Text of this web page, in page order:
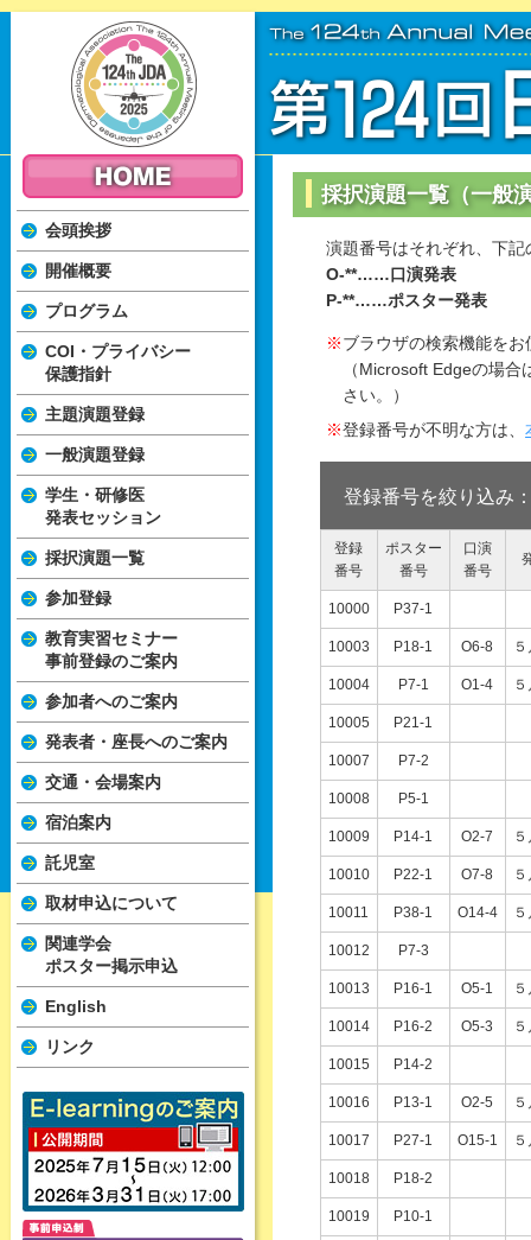
採択演題一覧（一般
演題番号はそれぞれ、下
O-**……口演発表
P-**……ポスター発表
ブラウザの検索機能を
（Microsoft Edgeの場
さい。）
登録番号が不明な方は、
登録番号を絞り込み
登録
番号
ポスター
番号
口演
番号
10000 P37-1
10003 P18-1 O6-8
10004 P7-1 O1-4
10005 P21-1
10007 P7-2
10008 P5-1
10009 P14-1 O2-7
10010 P22-1 O7-8
10011 P38-1 O14-4
10012 P7-3
10013 P16-1 O5-1
10014 P16-2 O5-3
10015 P14-2
10016 P13-1 O2-5
10017 P27-1 O15-1
10018 P18-2
10019 P10-1
会頭挨拶
開催概要
プログラム
COI・プライバシー
保護指針
主題演題登録
一般演題登録
学生・研修医
発表セッション
採択演題一覧
参加登録
教育実習セミナー
事前登録のご案内
参加者へのご案内
発表者・座長へのご案内
交通・会場案内
宿泊案内
託児室
取材申込について
関連学会
ポスター掲示申込
English
リンク